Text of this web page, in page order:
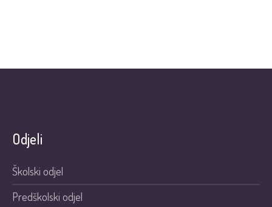
Odjeli
Školski odjel
Predškolski odjel